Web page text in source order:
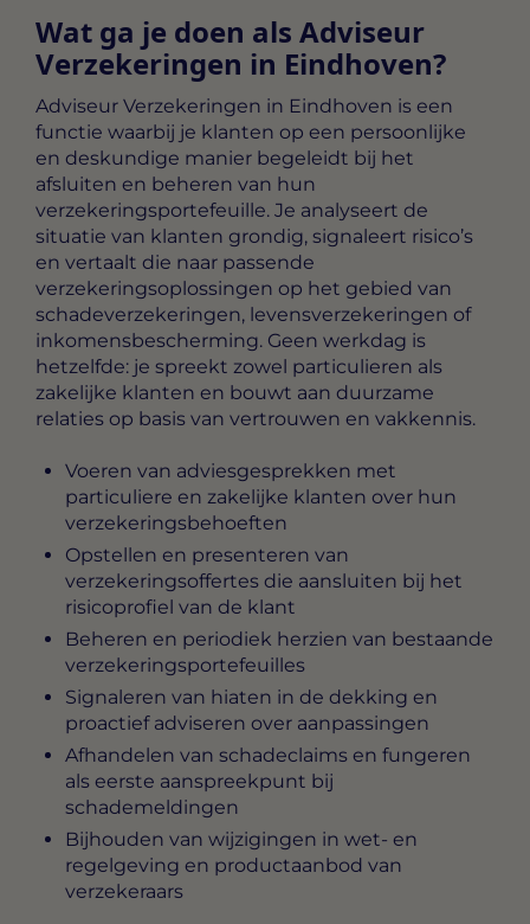
Wat ga je doen als Adviseur
Verzekeringen in Eindhoven?
Adviseur Verzekeringen in Eindhoven is een
functie waarbij je klanten op een persoonlijke
en deskundige manier begeleidt bij het
afsluiten en beheren van hun
verzekeringsportefeuille. Je analyseert de
situatie van klanten grondig, signaleert risico’s
en vertaalt die naar passende
verzekeringsoplossingen op het gebied van
schadeverzekeringen, levensverzekeringen of
inkomensbescherming. Geen werkdag is
hetzelfde: je spreekt zowel particulieren als
zakelijke klanten en bouwt aan duurzame
relaties op basis van vertrouwen en vakkennis.
Voeren van adviesgesprekken met
particuliere en zakelijke klanten over hun
verzekeringsbehoeften
Opstellen en presenteren van
verzekeringsoffertes die aansluiten bij het
risicoprofiel van de klant
Beheren en periodiek herzien van bestaande
verzekeringsportefeuilles
Signaleren van hiaten in de dekking en
proactief adviseren over aanpassingen
Afhandelen van schadeclaims en fungeren
als eerste aanspreekpunt bij
schademeldingen
Bijhouden van wijzigingen in wet- en
regelgeving en productaanbod van
verzekeraars